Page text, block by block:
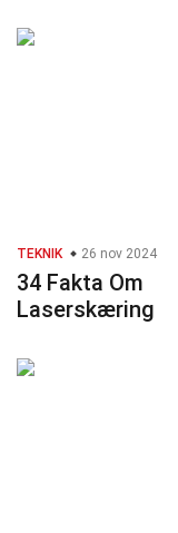
TEKNIK 26 nov 2024
34 Fakta Om
Laserskæring